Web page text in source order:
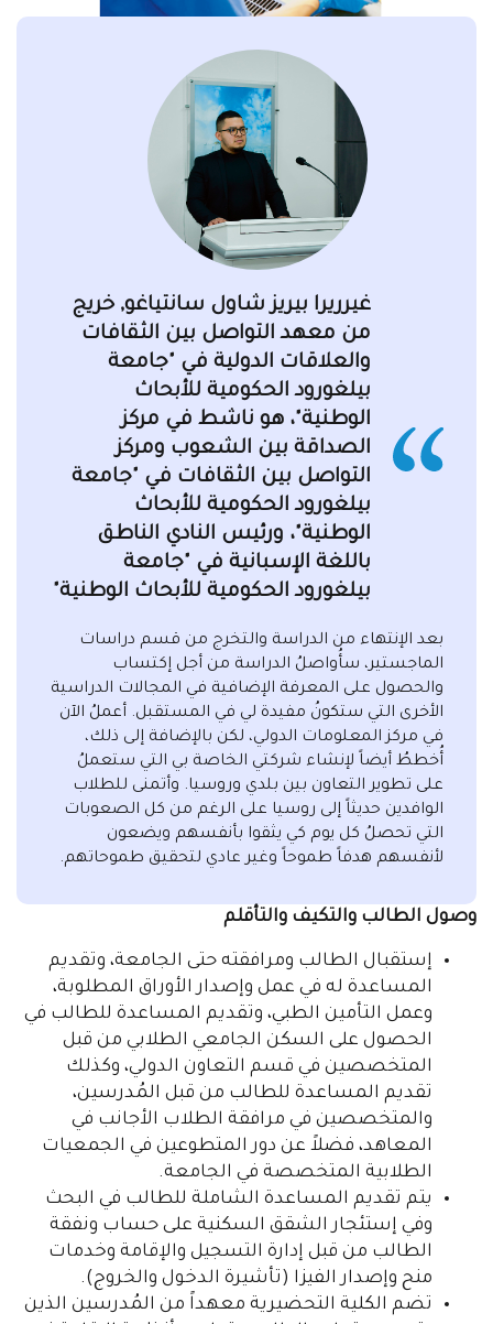
غيرريرا بيريز شاول سانتياغو, خريج
من معهد التواصل بين الثقافات
والعلاقات الدولية في "جامعة
بيلغورود الحكومية للأبحاث
الوطنية"، هو ناشط في مركز
الصداقة بين الشعوب ومركز
التواصل بين الثقافات في "جامعة
بيلغورود الحكومية للأبحاث
الوطنية"، ورئيس النادي الناطق
باللغة الإسبانية في "جامعة
بيلغورود الحكومية للأبحاث الوطنية"
بعد الإنتهاء من الدراسة والتخرج من قسم دراسات
الماجستير، سأُواصلُ الدراسة من أجل إكتساب
والحصول على المعرفة الإضافية في المجالات الدراسية
الأخرى التي ستكونُ مفيدة لي في المستقبل. أعملُ الآن
في مركز المعلومات الدولي، لكن بالإضافة إلى ذلك،
أُخططُ أيضاً لإنشاء شركتي الخاصة بي التي ستعملُ
على تطوير التعاون بين بلدي وروسيا. وأتمنى للطلاب
الوافدين حديثاً إلى روسيا على الرغم من كل الصعوبات
التي تحصلُ كل يوم كي يثقوا بأنفسهم ويضعون
لأنفسهم هدفاً طموحاً وغير عادي لتحقيق طموحاتهم.
وصول الطالب والتكيف والتأقلم
إستقبال الطالب ومرافقته حتى الجامعة، وتقديم
المساعدة له في عمل وإصدار الأوراق المطلوبة،
وعمل التأمين الطبي، وتقديم المساعدة للطالب في
الحصول على السكن الجامعي الطلابي من قبل
المتخصصين في قسم التعاون الدولي، وكذلك
تقديم المساعدة للطالب من قبل المُدرسين،
والمتخصصين في مرافقة الطلاب الأجانب في
المعاهد، فضلاً عن دور المتطوعين في الجمعيات
الطلابية المتخصصة في الجامعة.
يتم تقديم المساعدة الشاملة للطالب في البحث
وفي إستئجار الشقق السكنية على حساب ونفقة
الطالب من قبل إدارة التسجيل والإقامة وخدمات
منح وإصدار الفيزا (تأشيرة الدخول والخروج).
تضم الكلية التحضيرية معهداً من المُدرسين الذين